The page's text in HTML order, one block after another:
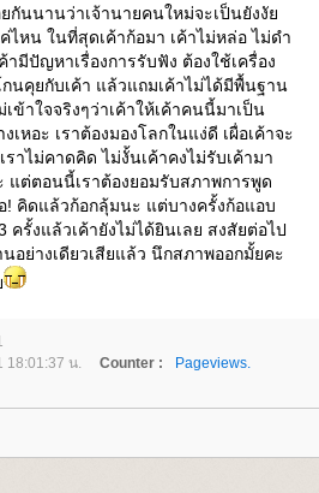
กันนานว่าเจ้านายคนใหม่จะเป็นยังงั
ไหน ในที่สุดเค้าก้อมา เค้าไม่หล่อ ไม่ดำ
มีปัญหาเรื่องการรับฟัง ต้องใช้เครื่อง
นคุยกับเค้า แล้วแถมเค้าไม่ได้มีพื้นฐาน
ข้าใจจริงๆว่าเค้าให้เค้าคนนี้มาเป็น
เหอะ เราต้องมองโลกในแง่ดี เผื่อเค้าจะ
าไม่คาดคิด ไม่งั้นเค้าคงไม่รับเค้ามา
แต่ตอนนี้เราต้องยอมรับสภาพการพูด
! คิดแล้วก้อกลุ้มนะ แต่บางครั้งก้อแอบ
ครั้งแล้วเค้ายังไม่ได้ยินเลย สงสัยต่อไป
อย่างเดียวเสียแล้ว นึกสภาพออกมั้ยคะ
18:01:37 น. Counter :
Pageviews.